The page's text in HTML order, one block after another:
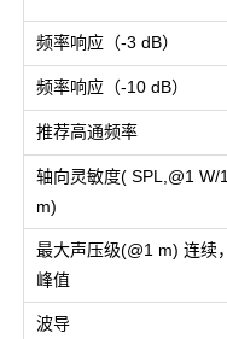
频率响应（-3 dB）
频率响应（-10 dB）
推荐高通频率
轴向灵敏度( SPL,@1 W/1
m)
最大声压级(@1 m) 连续，
峰值
波导